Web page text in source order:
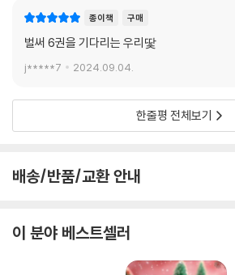
의 방법은 글에 빠져들게 하는 이야기의 힘이다.
해서 부지런히 이야기를 따라가는 경험이 중요
내 책을 끝까지 읽어 내고 이해하는 힘으로 이어
〈수상한 이웃집 시노다〉는 결말을 예측하기 어
개되어 끝까지 몰입도 있게 따라갈 수 있는 힘을
상과 판타지를 자연스럽게 넘나드는 이 매력적
익숙한 아이들에게도 새로운 몰입의 경험을 선사
종이책 구매
벌써 6권을 기다리는 우리땇
j*****7 2024.09.04.
한줄평 전체보기
배송/반품/교환 안내
이 분야 베스트셀러